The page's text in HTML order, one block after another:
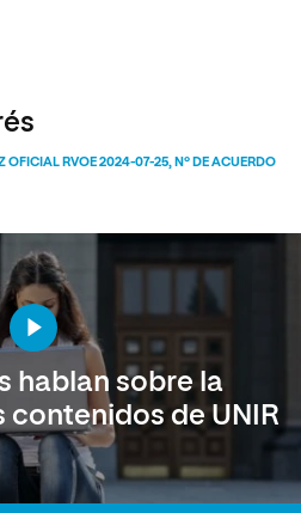
OFICIAL RVOE 2024-07-25, Nº DE ACUERDO
hablan sobre la
de UNIR